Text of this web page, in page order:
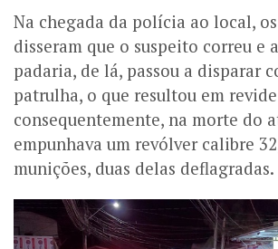
Na chegada da polícia ao local,
disseram que o suspeito correu e
padaria, de lá, passou a disparar
patrulha, o que resultou em
consequentemente, na morte do
empunhava um revólver calibre
munições, duas delas deflagradas.